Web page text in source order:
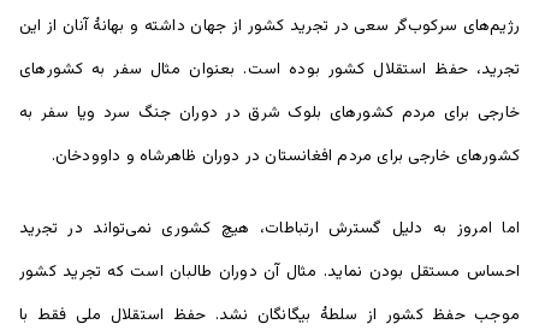
رژیم‌های سرکوب‌گر سعی در تجرید کشور از جهان داشته و بهانۀ آنان از این
تجرید، حفظ استقلال کشور بوده است. بعنوان مثال سفر به کشور‌های
خارجی برای مردم کشور‌های بلوک شرق در دوران جنگ سرد ویا سفر به
کشور‌های خارجی برای مردم افغانستان در دوران ظاهرشاه و داوودخان.
اما امروز به دلیل گسترش ارتباطات، هیچ کشوری نمی‌تواند در تجرید
احساس مستقل بودن نماید. مثال آن دوران طالبان است که تجرید کشور
موجب حفظ کشور از سلطۀ بیگانگان نشد. حفظ استقلال ملی فقط با